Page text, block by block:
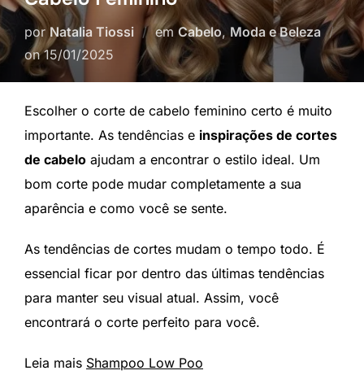
por Natalia Tiossi em Cabelo, Moda e Beleza
onPostado
em
15/01/2025
Escolher o corte de cabelo feminino certo é muito
importante. As tendências e inspirações de cortes
de cabelo ajudam a encontrar o estilo ideal. Um
bom corte pode mudar completamente a sua
aparência e como você se sente.
As tendências de cortes mudam o tempo todo. É
essencial ficar por dentro das últimas tendências
para manter seu visual atual. Assim, você
encontrará o corte perfeito para você.
Leia mais Shampoo Low Poo